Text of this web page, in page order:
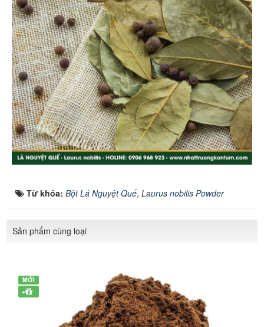
Từ khóa: Bột Lá Nguyệt Quế, Laurus nobilis Powder
Sản phẩm cùng loại
MỚI
+